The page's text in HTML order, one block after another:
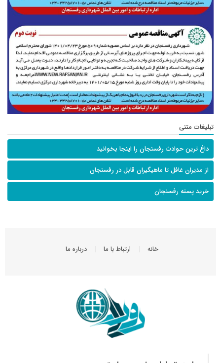
تبلیغات متنی
داغ ترین حوادث رفسنجان را اینجا بخوانید
از مدیران غافل تا ماهیگیران قابل در رفسنجان
خرید پسته رفسنجان
خانه ارتباط با ما درباره ما